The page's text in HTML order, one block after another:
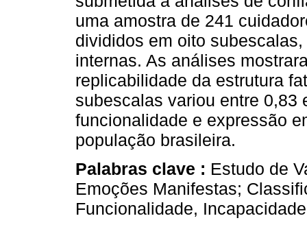
uma amostra de 241
divididos em oito
internas. As análises
replicabilidade da estrutura
subescalas variou entre 0,83
funcionalidade e expressão
população brasileira.
Palabras clave : Estudo de
Emoções Manifestas;
Funcionalidade,